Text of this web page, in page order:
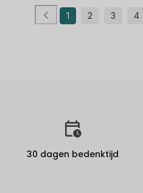
1 2 3 4
30 dagen bedenktijd